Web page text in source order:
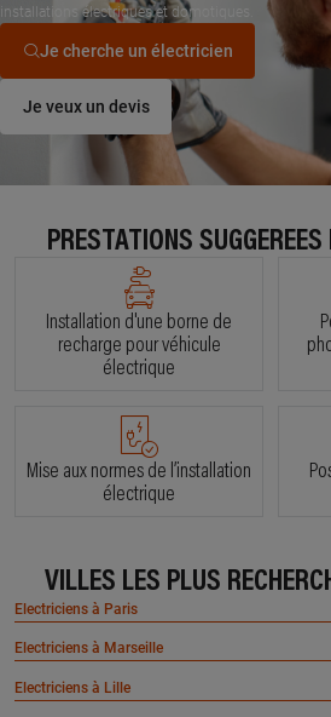
installations électriques et domotiques.
Je cherche un électricien
Je veux un devis
PRESTATIONS
Installation d'une borne de
recharge pour véhicule
électrique
Mise aux normes de l’installation
électrique
VILLES LES PLUS
Electriciens à Paris
Electriciens à Marseille
Electriciens à Lille